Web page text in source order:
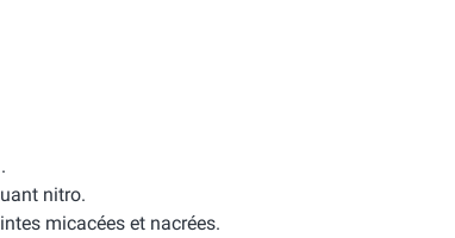
nitro.
micacées et nacrées.